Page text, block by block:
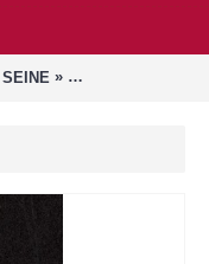
SEINE » Seine Basalto